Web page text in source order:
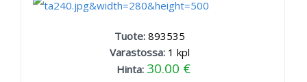
Tuote: 893535
Varastossa: 1 kpl
Hinta: 30.00 €